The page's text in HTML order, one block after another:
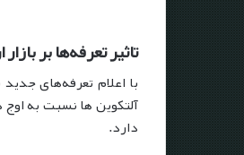
تاثیر تعرفه‌ها بر
با اعلام تعرفه‌های
دارد.